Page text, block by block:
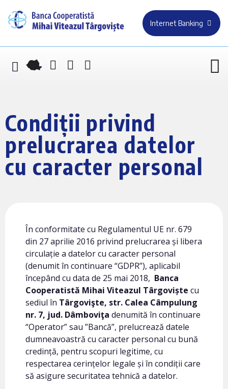
Internet Banking
Condiții privind
prelucrarea datelor
cu caracter personal
În conformitate cu Regulamentul UE nr. 679
din 27 aprilie 2016 privind prelucrarea și libera
circulație a datelor cu caracter personal
(denumit în continuare “GDPR”), aplicabil
începând cu data de 25 mai 2018, Banca
Cooperatistă Mihai Viteazul Târgoviște cu
sediul în Târgovişte, str. Calea Câmpulung
nr. 7, jud. Dâmboviţa denumită în continuare
“Operator” sau ”Bancă”, prelucrează datele
dumneavoastră cu caracter personal cu bună
credință, pentru scopuri legitime, cu
respectarea cerințelor legale și în condiții care
să asigure securitatea tehnică a datelor.